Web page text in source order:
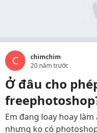
C
chimchim
20 năm trước
Ở đâu cho
Em đang loay hoay
nhưng ko có